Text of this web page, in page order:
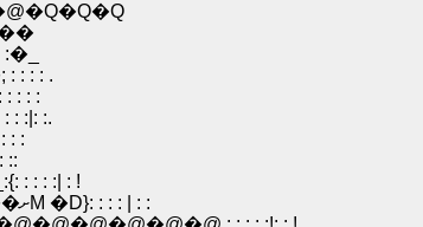
: : .
: : :
:|: :.
: :
::
: : :| : !
�@�@�@�@�@�@�@�@�@�Ɂ_�@'�L�܁M �@�_{�L ��ށM �D}: : : : | : :